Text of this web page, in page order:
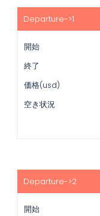
開
始
終
了
価
格
(usd)